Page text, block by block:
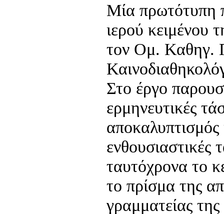
Μία πρωτότυπη
ιερού κειμένου
τον Ομ. Καθηγ.
Στο έργο
ερμηνευτικές
αποκαλυπτισμός
ενθουσιαστικές
ταυτόχρονα το
το πρίσμα της
γραμματείας